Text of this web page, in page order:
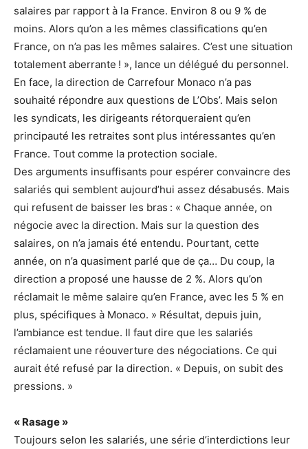
salaires par rapport à la France. Environ 8 ou 9 % de
moins. Alors qu’on a les mêmes classifications qu’en
France, on n’a pas les mêmes salaires. C’est une situation
totalement aberrante ! », lance un délégué du personnel.
En face, la direction de Carrefour Monaco n’a pas
souhaité répondre aux questions de L’Obs’. Mais selon
les syndicats, les dirigeants rétorqueraient qu’en
principauté les retraites sont plus intéressantes qu’en
France. Tout comme la protection sociale.
Des arguments insuffisants pour espérer convaincre des
salariés qui semblent aujourd’hui assez désabusés. Mais
qui refusent de baisser les bras : « Chaque année, on
négocie avec la direction. Mais sur la question des
salaires, on n’a jamais été entendu. Pourtant, cette
année, on n’a quasiment parlé que de ça… Du coup, la
direction a proposé une hausse de 2 %. Alors qu’on
réclamait le même salaire qu’en France, avec les 5 % en
plus, spécifiques à Monaco. » Résultat, depuis juin,
l’ambiance est tendue. Il faut dire que les salariés
réclamaient une réouverture des négociations. Ce qui
aurait été refusé par la direction. « Depuis, on subit des
pressions. »
« Rasage »
Toujours selon les salariés, une série d’interdictions leur